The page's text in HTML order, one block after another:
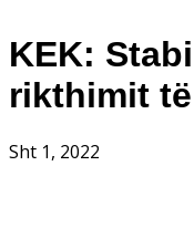
KEK:
rikthimit
Sht 1, 2022